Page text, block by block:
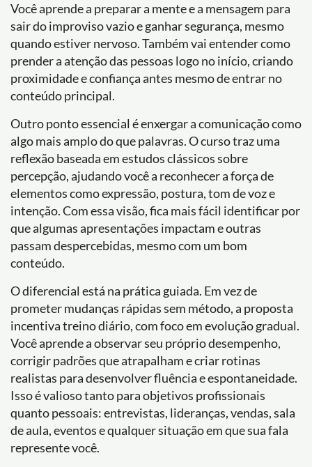
Você aprende a preparar a mente e a mensagem para
sair do improviso vazio e ganhar segurança, mesmo
quando estiver nervoso. Também vai entender como
prender a atenção das pessoas logo no início, criando
proximidade e confiança antes mesmo de entrar no
conteúdo principal.
Outro ponto essencial é enxergar a comunicação como
algo mais amplo do que palavras. O curso traz uma
reflexão baseada em estudos clássicos sobre
percepção, ajudando você a reconhecer a força de
elementos como expressão, postura, tom de voz e
intenção. Com essa visão, fica mais fácil identificar por
que algumas apresentações impactam e outras
passam despercebidas, mesmo com um bom
conteúdo.
O diferencial está na prática guiada. Em vez de
prometer mudanças rápidas sem método, a proposta
incentiva treino diário, com foco em evolução gradual.
Você aprende a observar seu próprio desempenho,
corrigir padrões que atrapalham e criar rotinas
realistas para desenvolver fluência e espontaneidade.
Isso é valioso tanto para objetivos profissionais
quanto pessoais: entrevistas, lideranças, vendas, sala
de aula, eventos e qualquer situação em que sua fala
represente você.